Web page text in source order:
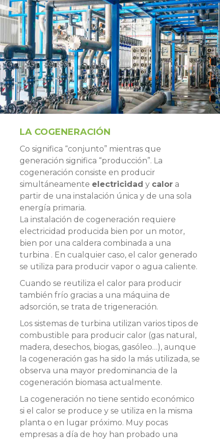
LA COGENERACIÓN
Co significa “conjunto” mientras que
generación significa “producción”. La
cogeneración consiste en producir
simultáneamente electricidad y calor a
partir de una instalación única y de una sola
energía primaria.
La instalación de cogeneración requiere
electricidad producida bien por un motor,
bien por una caldera combinada a una
turbina . En cualquier caso, el calor generado
se utiliza para producir vapor o agua caliente.
Cuando se reutiliza el calor para producir
también frío gracias a una máquina de
adsorción, se trata de trigeneración.
Los sistemas de turbina utilizan varios tipos de
combustible para producir calor (gas natural,
madera, desechos, biogas, gasóleo…), aunque
la cogeneración gas ha sido la más utilizada, se
observa una mayor predominancia de la
cogeneración biomasa actualmente.
La cogeneración no tiene sentido económico
si el calor se produce y se utiliza en la misma
planta o en lugar próximo. Muy pocas
empresas a día de hoy han probado una